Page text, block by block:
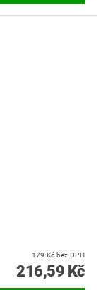
179 Kč bez DPH
216,59 Kč